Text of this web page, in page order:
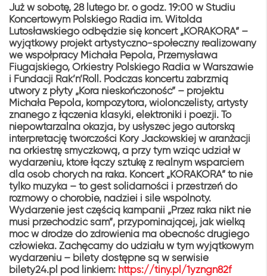
Już w sobotę, 28 lutego br. o godz. 19:00 w Studiu
Koncertowym Polskiego Radia im. Witolda
Lutosławskiego odbędzie się koncert „KORAKORA” –
wyjątkowy projekt artystyczno-społeczny realizowany
we współpracy Michała Pepola, Przemysława
Fiugajskiego, Orkiestry Polskiego Radia w Warszawie
i Fundacji Rak’n’Roll. Podczas koncertu zabrzmią
utwory z płyty „Kora nieskończoność” – projektu
Michała Pepola, kompozytora, wiolonczelisty, artysty
znanego z łączenia klasyki, elektroniki i poezji. To
niepowtarzalna okazja, by usłyszeć jego autorską
interpretację twórczości Kory Jackowskiej w aranżacji
na orkiestrę smyczkową, a przy tym wziąć udział w
wydarzeniu, które łączy sztukę z realnym wsparciem
dla osób chorych na raka. Koncert „KORAKORA” to nie
tylko muzyka – to gest solidarności i przestrzeń do
rozmowy o chorobie, nadziei i sile wspólnoty.
Wydarzenie jest częścią kampanii „Przez raka nikt nie
musi przechodzić sam”, przypominającej, jak wielką
moc w drodze do zdrowienia ma obecność drugiego
człowieka. Zachęcamy do udziału w tym wyjątkowym
wydarzeniu – bilety dostępne są w serwisie
bilety24.pl pod linkiem: https://tiny.pl/1yzngn82f